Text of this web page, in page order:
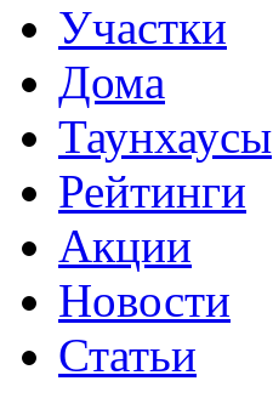
Участки
Дома
Таунхаусы
Рейтинги
Акции
Новости
Статьи